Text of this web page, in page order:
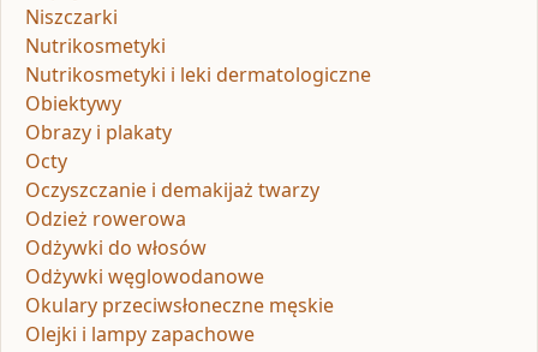
Niszczarki
Nutrikosmetyki
Nutrikosmetyki i leki dermatologiczne
Obiektywy
Obrazy i plakaty
Octy
Oczyszczanie i demakijaż twarzy
Odzież rowerowa
Odżywki do włosów
Odżywki węglowodanowe
Okulary przeciwsłoneczne męskie
Olejki i lampy zapachowe